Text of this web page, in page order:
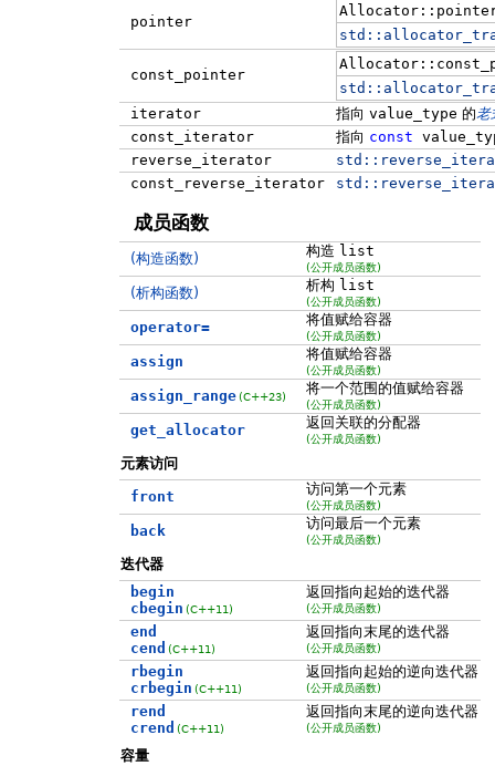
pointer
std::
const_pointer
std::
iterator
指向 value_type 的老
const_iterator
指向 const
reverse_iterator
std::
const_reverse_iterator
std::
成员函数
(构造函数) 构造 list
(公开成员函数)
(析构函数) 析构 list
(公开成员函数)
operator= 将值赋给容器
(公开成员函数)
assign 将值赋给容器
(公开成员函数)
assign_range (C++23) 将一个范围的值赋给容器
(公开成员函数)
get_allocator 返回关联的分配器
(公开成员函数)
元素访问
front
访问第一个元素
(公开成员函数)
back 访问最后一个元素
(公开成员函数)
迭代器
begin
cbegin (C++11)
返回指向起始的迭代器
(公开成员函数)
end
cend (C++11)
返回指向末尾的迭代器
(公开成员函数)
rbegin
crbegin (C++11)
返回指向起始的逆向迭代器
(公开成员函数)
rend
crend (C++11)
返回指向末尾的逆向迭代器
(公开成员函数)
容量